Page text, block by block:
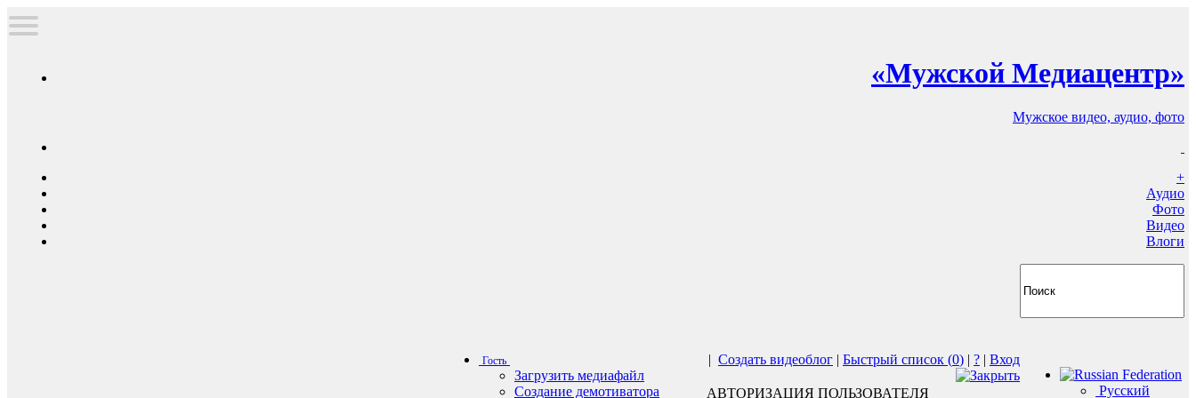
«Мужской Медиацентр»
Мужское видео, аудио, фото
+
Аудио
Фото
Видео
Влоги
Гость
Загрузить медиафайл
Создание демотиватора
| Создать видеоблог | Быстрый список (0) | ? | Вход
АВТОРИЗАЦИЯ ПОЛЬЗОВАТЕЛЯ Русский